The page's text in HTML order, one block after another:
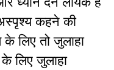
अस्पृश्य कहने की
लिए तो जुलाहा
के लिए जुलाहा